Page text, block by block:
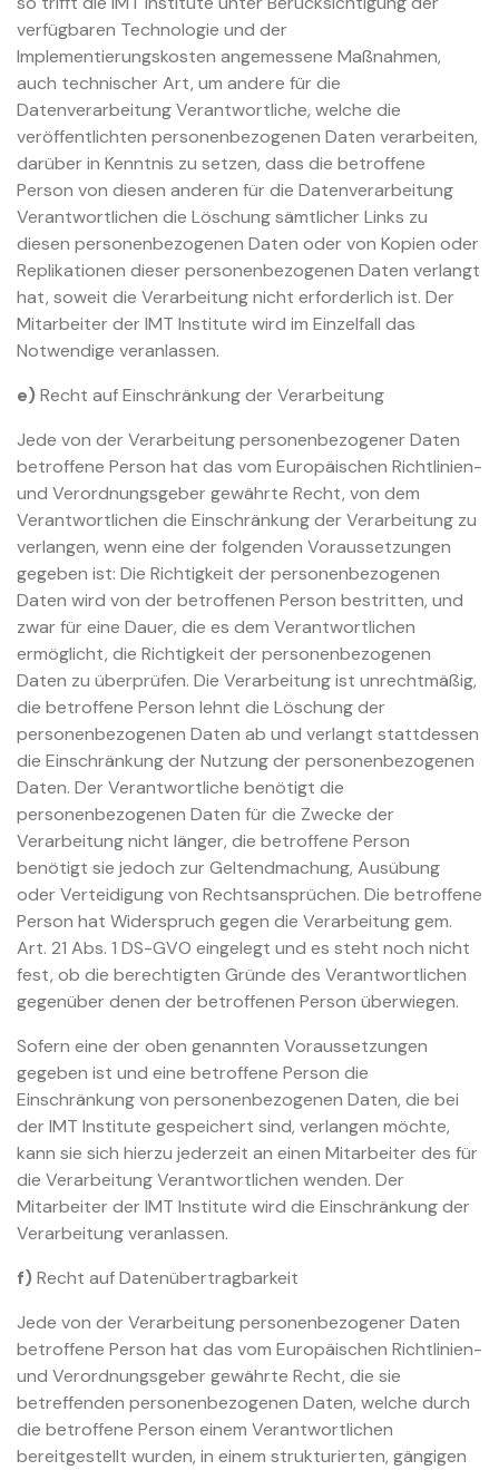
verfügbaren Technologie und der
Implementierungskosten angemessene Maßnahmen,
auch technischer Art, um andere für die
Datenverarbeitung Verantwortliche, welche die
veröffentlichten personenbezogenen Daten verarbeiten,
darüber in Kenntnis zu setzen, dass die betroffene
Person von diesen anderen für die Datenverarbeitung
Verantwortlichen die Löschung sämtlicher Links zu
diesen personenbezogenen Daten oder von Kopien oder
Replikationen dieser personenbezogenen Daten verlangt
hat, soweit die Verarbeitung nicht erforderlich ist. Der
Mitarbeiter der IMT Institute wird im Einzelfall das
Notwendige veranlassen.
e)Recht auf Einschränkung der Verarbeitung
Jede von der Verarbeitung personenbezogener Daten
betroffene Person hat das vom Europäischen Richtlinien-
und Verordnungsgeber gewährte Recht, von dem
Verantwortlichen die Einschränkung der Verarbeitung zu
verlangen, wenn eine der folgenden Voraussetzungen
gegeben ist: Die Richtigkeit der personenbezogenen
Daten wird von der betroffenen Person bestritten, und
zwar für eine Dauer, die es dem Verantwortlichen
ermöglicht, die Richtigkeit der personenbezogenen
Daten zu überprüfen. Die Verarbeitung ist unrechtmäßig,
die betroffene Person lehnt die Löschung der
personenbezogenen Daten ab und verlangt stattdessen
die Einschränkung der Nutzung der personenbezogenen
Daten. Der Verantwortliche benötigt die
personenbezogenen Daten für die Zwecke der
Verarbeitung nicht länger, die betroffene Person
benötigt sie jedoch zur Geltendmachung, Ausübung
oder Verteidigung von Rechtsansprüchen. Die betroffene
Person hat Widerspruch gegen die Verarbeitung gem.
Art. 21 Abs. 1 DS-GVO eingelegt und es steht noch nicht
fest, ob die berechtigten Gründe des Verantwortlichen
gegenüber denen der betroffenen Person überwiegen.
Sofern eine der oben genannten Voraussetzungen
gegeben ist und eine betroffene Person die
Einschränkung von personenbezogenen Daten, die bei
der IMT Institute gespeichert sind, verlangen möchte,
kann sie sich hierzu jederzeit an einen Mitarbeiter des für
die Verarbeitung Verantwortlichen wenden. Der
Mitarbeiter der IMT Institute wird die Einschränkung der
Verarbeitung veranlassen.
f)Recht auf Datenübertragbarkeit
Jede von der Verarbeitung personenbezogener Daten
betroffene Person hat das vom Europäischen Richtlinien-
und Verordnungsgeber gewährte Recht, die sie
betreffenden personenbezogenen Daten, welche durch
die betroffene Person einem Verantwortlichen
bereitgestellt wurden, in einem strukturierten, gängigen